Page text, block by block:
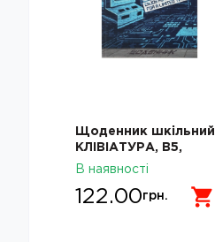
Щоденник шкільний
КЛІВІАТУРА, В5,
40арк, тверд. обкл.,
KIDS Line
В наявності
122.00 грн.